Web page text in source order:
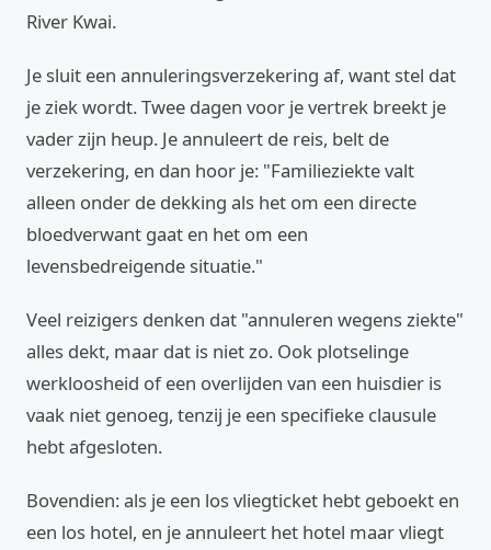
River Kwai.
Je sluit een annuleringsverzekering af, want stel dat
je ziek wordt. Twee dagen voor je vertrek breekt je
vader zijn heup. Je annuleert de reis, belt de
verzekering, en dan hoor je: "Familieziekte valt
alleen onder de dekking als het om een directe
bloedverwant gaat en het om een
levensbedreigende situatie."
Veel reizigers denken dat "annuleren wegens ziekte"
alles dekt, maar dat is niet zo. Ook plotselinge
werkloosheid of een overlijden van een huisdier is
vaak niet genoeg, tenzij je een specifieke clausule
hebt afgesloten.
Bovendien: als je een los vliegticket hebt geboekt en
een los hotel, en je annuleert het hotel maar vliegt